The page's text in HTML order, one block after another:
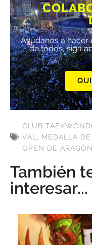
Ayúdanos a
de todos, siga
CLUB
VAL , MEDALLA
OPEN DE ARAGÓN
También
interesar...